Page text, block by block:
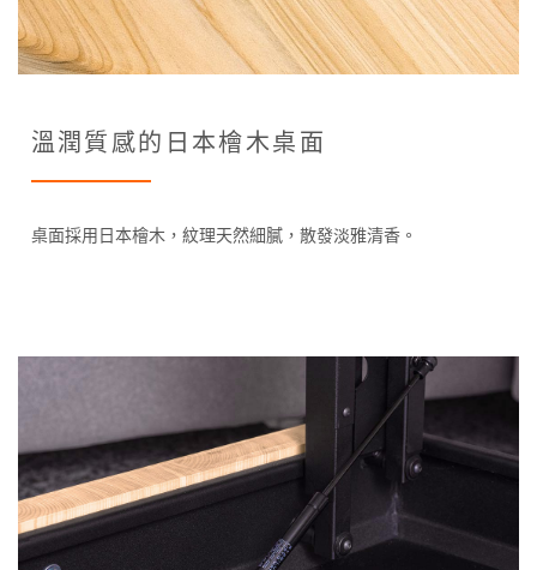
溫潤質感的日本檜木桌面
桌面採用日本檜木，紋理天然細膩，散發淡雅清香。